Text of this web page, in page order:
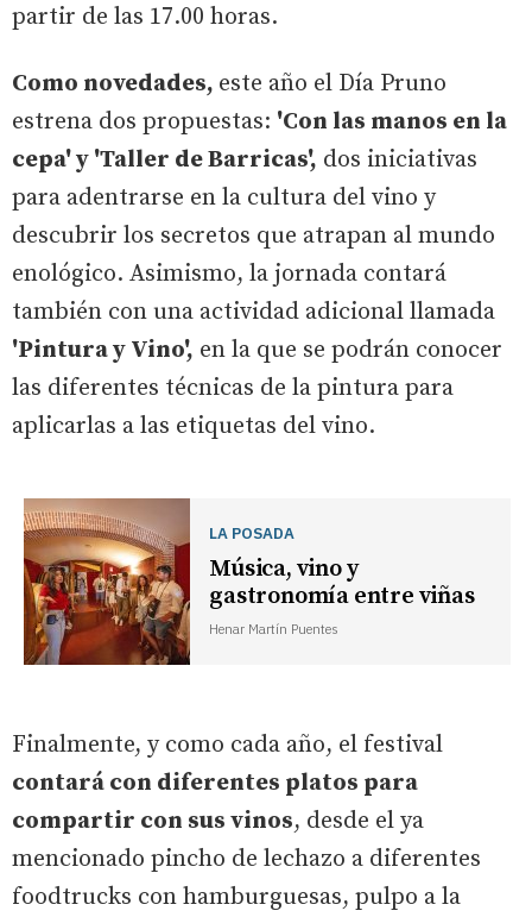
partir de las 17.00 horas.
Como novedades, este año el Día Pruno
estrena dos propuestas: 'Con las manos en la
cepa' y 'Taller de Barricas', dos iniciativas
para adentrarse en la cultura del vino y
descubrir los secretos que atrapan al mundo
enológico. Asimismo, la jornada contará
también con una actividad adicional llamada
'Pintura y Vino', en la que se podrán conocer
las diferentes técnicas de la pintura para
aplicarlas a las etiquetas del vino.
LA POSADA
Música, vino y
gastronomía entre viñas
Henar Martín Puentes
Finalmente, y como cada año, el festival
contará con diferentes platos para
compartir con sus vinos, desde el ya
mencionado pincho de lechazo a diferentes
foodtrucks con hamburguesas, pulpo a la